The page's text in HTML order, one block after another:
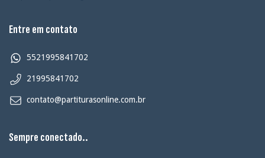
Entre em contato
5521995841702
21995841702
contato@partiturasonline.com.br
Sempre conectado..